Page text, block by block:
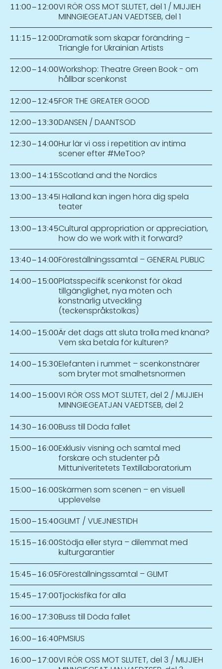
11:00–12:00VI RÖR OSS MOT SLUTET, del 1 / MIJJIEH
MINNGIEGEATJAN VAEDTSEB, del 1
11:15–12:00Dramatik som skapar förändring –
Triangle for Ukrainian Artists
12:00–14:00Workshop: Theatre Green Book - om
hållbar scenkonst
12:00–12:45FOR THE GREATER GOOD
12:00–13:30DANSEN / DAANTSOD
12:30–14:00Hur lär vi oss i repetition av intima
scener efter #MeToo?
13:00–14:15Scotland and the Nordics
13:00–13:45I Halland kan ingen höra dig spela
teater
13:00–13:45Cultural appropriation or appreciation,
how do we work with it forward?
13:40–14:00Föreställningssamtal – GENERAL PUBLIC
14:00–15:00Platsspecifik scenkonst för ökad
tillgänglighet, nya möten och
konstnärlig utveckling
(teckenspråkstolkas)
14:00–15:00Är det dags att sluta trolla med knäna?
Vem ska betala för kulturen?
14:00–15:30Elefanten i rummet – scenkonstnärer
som bryter mot smalhetsnormen
14:00–15:00VI RÖR OSS MOT SLUTET, del 2 / MIJJIEH
MINNGIEGEATJAN VAEDTSEB, del 2
14:30–16:00Buss till Döda fallet
15:00–16:00Exklusiv visning och samtal med
forskare och studenter på
Mittuniveritetets Textillaboratorium
15:00–16:00Skärmen som scenen – en visuell
upplevelse
15:00–15:40GLIMT / VUEJNIESTIDH
15:15–16:00Stödja eller styra – dilemmat med
kulturgarantier
15:45–16:05Föreställningssamtal – GLIMT
15:45–17:00Tjockisfika för alla
16:00–17:30Buss till Döda fallet
16:00–16:40PMSIUS
16:00–17:00VI RÖR OSS MOT SLUTET, del 3 / MIJJIEH